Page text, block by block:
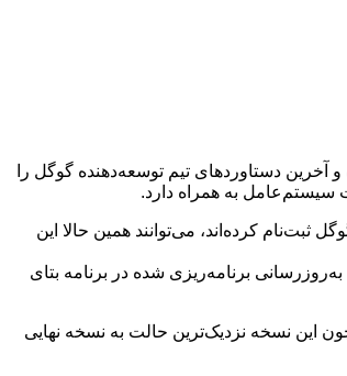
پیکسل منتشر شده و آخرین دستاوردهای تیم توسعه‌دهنده گوگل را
سیستم‌عامل به همراه دارد.
گوگل ثبت‌نام کرده‌اند، می‌توانند همین حالا این
دسترسه. این آخرین به‌روزرسانی برنامه‌ریزی شده در برنامه بتای
داره که تغییرات چندانی نبینیم، چون این نسخه نزدیک‌ترین حالت به نسخه نهایی